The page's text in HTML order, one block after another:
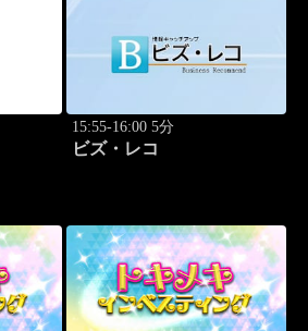
15:55-16:00 5分
ビズ・レコ